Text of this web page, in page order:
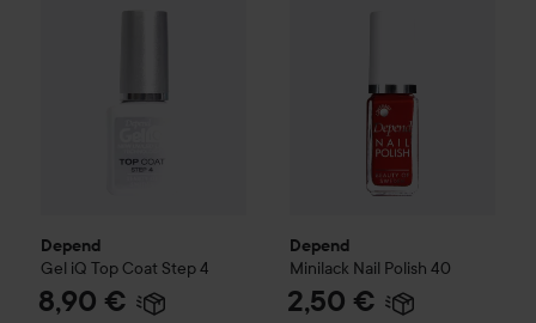
Depend
Gel iQ Top Coat Step 4
8,90 €
Depend
Minilack Nail Polish 40
2,50 €